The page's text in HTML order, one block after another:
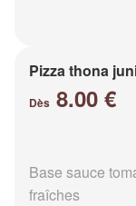
Pizza thona
Dès 8.00 €
Base sauce
fraîches